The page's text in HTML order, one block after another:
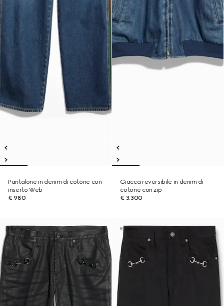
Pantalone in denim di cotone con
inserto Web
€ 980
Giacca reversibile in denim di
cotone con zip
€ 3.300
Novità Runway